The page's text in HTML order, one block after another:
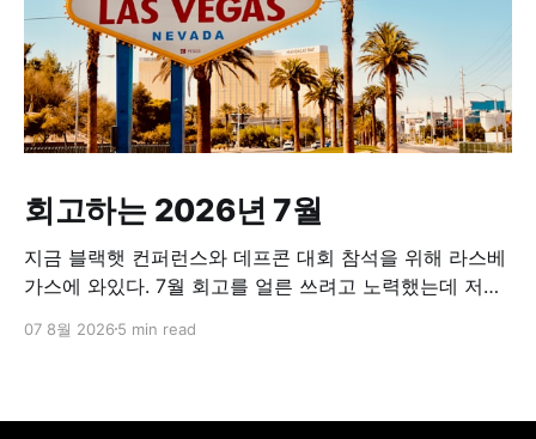
회고하는 2026년 7월
지금 블랙햇 컨퍼런스와 데프콘 대회 참석을 위해 라스베
가스에 와있다. 7월 회고를 얼른 쓰려고 노력했는데 저녁
금 여유가 있어서 호텔 로비에 앉아서 회고글을 쓰고 있
개발에 집중해서 일하게 되었다. 다만, 계속
07 8월 2026 5 min read